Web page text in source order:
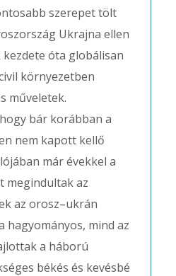
szerepet tölt
Ukrajna ellen
óta globálisan
környezetben
műveletek.
bár korábban a
nem kapott kellő
már évekkel a
megindultak az
az orosz–ukrán
hagyományos, mind az
a háború
békés és kevésbé